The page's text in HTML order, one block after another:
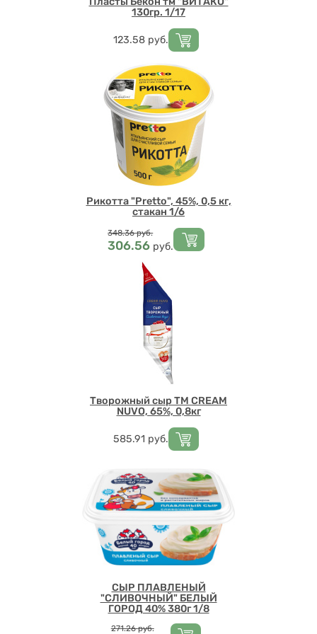
130гр. 1/17
Цена
123.58 руб.
Рикотта "Pretto", 45%, 0,5 кг,
стакан 1/6
Цена
348.36 руб.
306.56 руб.
Творожный сыр ТМ CREAM
NUVO, 65%, 0,8кг
Цена
585.91 руб.
СЫР ПЛАВЛЕНЫЙ
"СЛИВОЧНЫЙ" БЕЛЫЙ
ГОРОД 40% 380г 1/8
Цена
271.26 руб.